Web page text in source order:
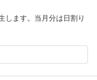
します。当月分は日割り